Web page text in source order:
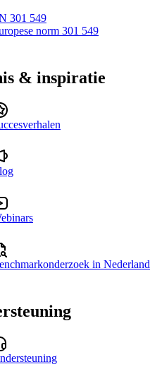
301 549
norm 301 549
& inspiratie
in Nederland